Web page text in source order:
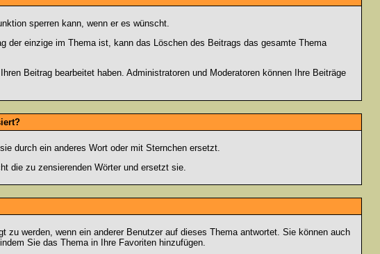
sperren kann, wenn er es wünscht.
der einzige im Thema ist, kann das Löschen des Beitrags das gesamte Thema
Beitrag bearbeitet haben. Administratoren und Moderatoren können Ihre Beiträge
durch ein anderes Wort oder mit Sternchen ersetzt.
die zu zensierenden Wörter und ersetzt sie.
werden, wenn ein anderer Benutzer auf dieses Thema antwortet. Sie können auch
Sie das Thema in Ihre Favoriten hinzufügen.